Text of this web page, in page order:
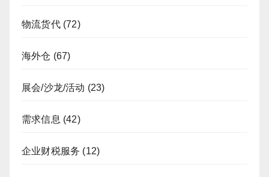
物流货代(72)
海外仓 (67)
展会/沙龙/活动 (23)
需求信息 (42)
企业财税服务 (12)